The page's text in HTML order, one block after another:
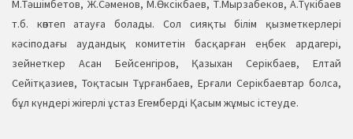
М.Тәшімбетов, Ж.Сәменов, М.Өксікбаев, Т.Мырзабеков, А.Түкібаев
т.б. көптеп атауға болады. Сол сияқты білім қызметкерлері
кәсіподағы аудандық комитетін басқарған еңбек ардагері,
зейнеткер Асан Бейсенгіров, Қазыхан Серікбаев, Елтай
Сейітқазиев, Тоқтасын Тұрғанбаев, Ерғали Серікбаевтар болса,
бұл күндері жігерлі ұстаз Егемберді Қасым жұмыс істеуде.